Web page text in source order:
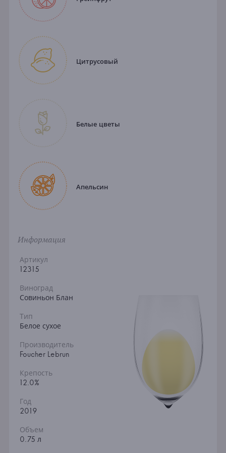
Цитрусовый
Белые цветы
Апельсин
Информация
Артикул
12315
Виноград
Совиньон Блан
Тип
Белое сухое
Производитель
Foucher Lebrun
Крепость
12.0%
Год
2019
Объем
0.75 л